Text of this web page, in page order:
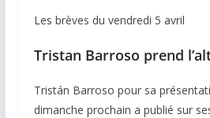
Les brèves du vendredi 5 avril
Tristan Barroso prend
Tristán Barroso pour sa
dimanche prochain a publié sur